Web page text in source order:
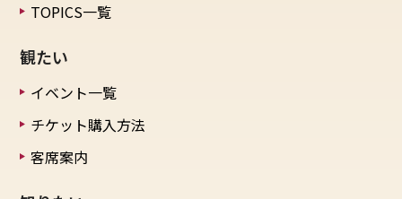
TOPICS一覧
観たい
イベント一覧
チケット購入方法
客席案内